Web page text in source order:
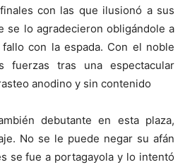
con las que ilusionó a sus
se lo agradecieron obligándole a
con la espada. Con el noble
fuerzas tras una espectacular
anodino y sin contenido
debutante en esta plaza,
No se le puede negar su afán
se fue a portagayola y lo intentó